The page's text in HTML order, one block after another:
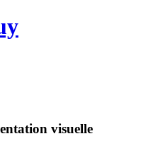
visuelle